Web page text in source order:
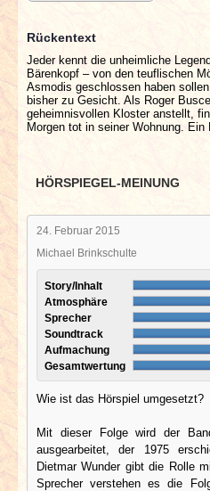
Rückentext
Jeder kennt die unheimliche
Bärenkopf – von den teuflischen
Asmodis geschlossen haben
bisher zu Gesicht. Als Roger
geheimnisvollen Kloster anstellt,
Morgen tot in seiner Wohnung.
HÖRSPIEGEL-MEINUNG
24. Februar 2015
Michael Brinkschulte
Story/Inhalt
Atmosphäre
Sprecher
Soundtrack
Aufmachung
Gesamtwertung
Wie ist das Hörspiel umgesetzt?
Mit dieser Folge wird der
ausgearbeitet, der 1975
Dietmar Wunder gibt die Rolle
Sprecher verstehen es die